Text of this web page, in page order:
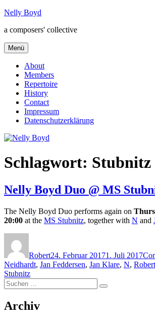
Zum
springen
Nelly Boyd
a composers' collective
Menü
About
Members
Repertoire
History
Contact
Impressum
Datenschutzerklärung
Schlagwort: Stubnitz
Nelly Boyd Duo @ MS
The Nelly Boyd Duo performs again on
20:00 at the MS Stubnitz, together with N and
Robert24. Februar 20171. Juli 2017
Neidhardt, Jan Feddersen, Jan Klare, N,
Stubnitz
Suchen
nach:
Suchen
Archiv